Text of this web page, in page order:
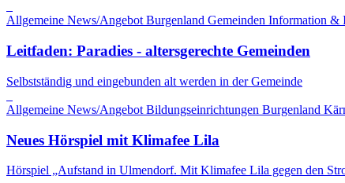
Allgemeine News/Angebot Burgenland Gemeinden Information &
Leitfaden: Paradies - altersgerechte Gemeinden
Selbstständig und eingebunden alt werden in der Gemeinde
Allgemeine News/Angebot Bildungseinrichtungen Burgenland
Neues Hörspiel mit Klimafee Lila
Hörspiel „Aufstand in Ulmendorf. Mit Klimafee Lila gegen den